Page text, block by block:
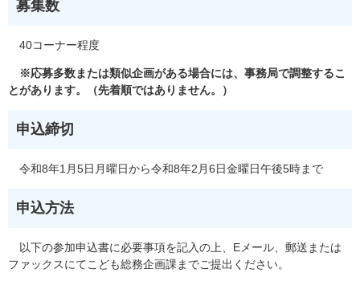
募集数
40コーナー程度
※応募多数または類似企画がある場合には、事務局で調整するこ
とがあります。（先着順ではありません。）
申込締切
令和8年1月5日月曜日から令和8年2月6日金曜日午後5時まで
申込方法
以下の参加申込書に必要事項を記入の上、Eメール、郵送または
ファックスにてこども総務企画課までご提出ください。